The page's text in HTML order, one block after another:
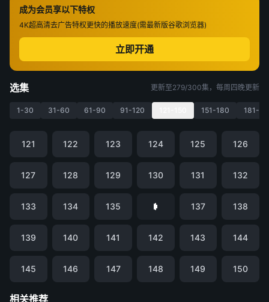
成为会员享以下特权
4K超高清去广告特权更快的播放速度(需最新版谷歌浏览器)
立即开通
选集 更新至279/300集，每周四晚更新
1-30 31-60 61-90 91-120 151-180 181-
121 122 123 124 125 126
127 128 129 130 131 132
133 134 135 137 138
139 140 141 142 143 144
145 146 147 148 149 150
相关推荐